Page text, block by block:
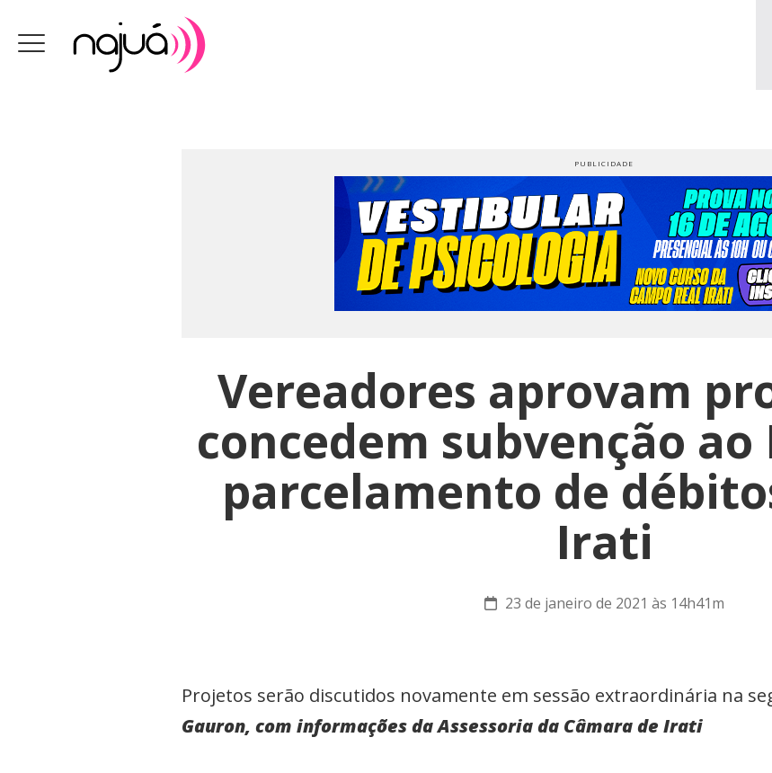
Vereadores aprovam
concedem subvenção ao
parcelamento de
Irati
23 de janeiro de 2021 às 14h41m
Projetos serão discutidos novamente em sessão extraordinária na
Gauron, com informações da Assessoria da Câmara de Irati